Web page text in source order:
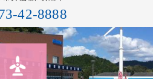
42-8888